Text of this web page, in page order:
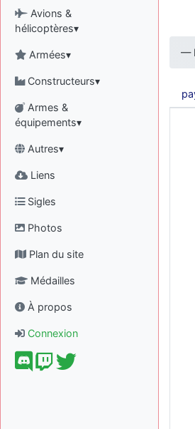
Avions &
hélicoptères▾
Armées▾
Constructeurs▾
Armes &
équipements▾
Autres▾
Liens
Sigles
Photos
Plan du site
Médailles
À propos
Connexion
—